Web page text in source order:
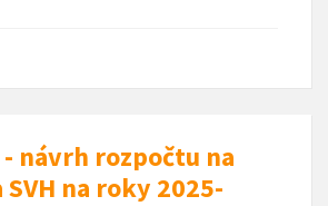
- návrh rozpočtu na
na roky 2025-